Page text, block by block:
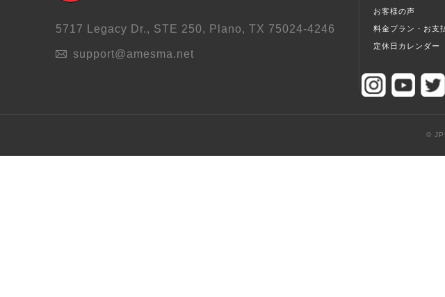
お客様の声
料金プラン・お支
定休日カレンダー
5717 Legacy Dr., STE 250, Plano, TX 75024-4246
support@amesma.net
©